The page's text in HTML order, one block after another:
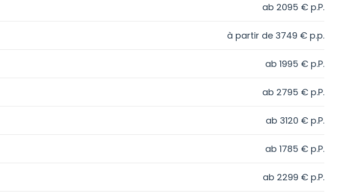
ab 2095 € p.P.
à partir de 3749 € p.p.
ab 1995 € p.P.
ab 2795 € p.P.
ab 3120 € p.P.
ab 1785 € p.P.
ab 2299 € p.P.